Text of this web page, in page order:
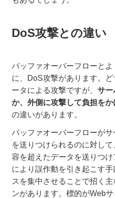
DoS攻撃との違い
バッファオーバーフローと
に、DoS攻撃があります。
ータによる攻撃ですが、 サー
か、外側に攻撃して負担を
の違いがあります。
バッファオーバーフローが
を送りつけられるのに対し
容を超えたデータを送りつ
により誤作動を引き起こす
スを集中させることで招く
ンがあります。標的がWeb